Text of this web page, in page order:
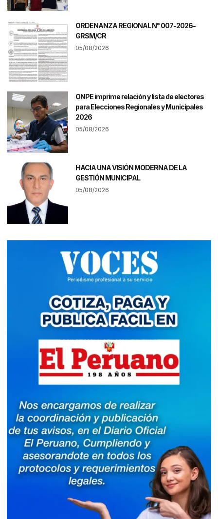
ORDENANZA REGIONAL N° 007-2026-
GRSM/CR
05/08/2026
ONPE imprime relación y lista de electores
para Elecciones Regionales y Municipales
2026
05/08/2026
HACIA UNA VISIÓN MODERNA DE LA
GESTIÓN MUNICIPAL
05/08/2026